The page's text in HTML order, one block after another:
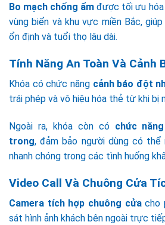
Bo mạch chống ẩm được tối ưu hóa
vùng biển và khu vực miền Bắc,
ổn định và tuổi thọ lâu dài.
Tính Năng An Toàn Và Cảnh
Khóa có chức năng cảnh báo đột
trái phép và vô hiệu hóa thẻ từ khi bị
Ngoài ra, khóa còn có chức
trong, đảm bảo người dùng có thể
nhanh chóng trong các tình huống
Video Call Và Chuông Cửa
Camera tích hợp chuông cửacho
sát hình ảnh khách bên ngoài trực